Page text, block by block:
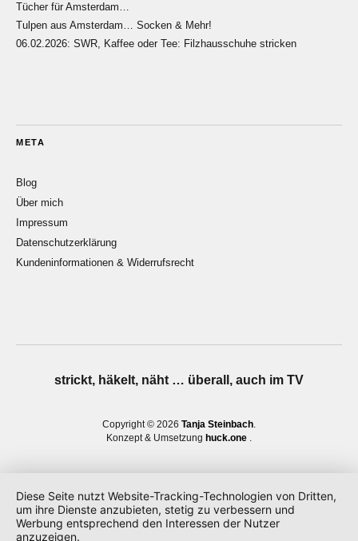
Tücher für Amsterdam…
Tulpen aus Amsterdam… Socken & Mehr!
06.02.2026: SWR, Kaffee oder Tee: Filzhausschuhe stricken
META
Blog
Über mich
Impressum
Datenschutzerklärung
Kundeninformationen & Widerrufsrecht
strickt, häkelt, näht … überall, auch im TV
Copyright © 2026 Tanja Steinbach
Konzept & Umsetzung huck.one
Diese Seite nutzt Website-Tracking-Technologien von Dritten,
um ihre Dienste anzubieten, stetig zu verbessern und
Werbung entsprechend den Interessen der Nutzer
anzuzeigen.